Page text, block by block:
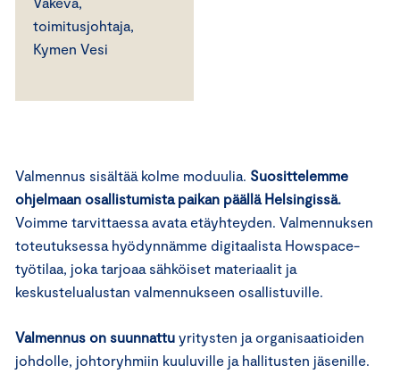
toimitusjohtaja,
Kymen Vesi
Valmennus sisältää kolme moduulia. Suosittelemme
ohjelmaan osallistumista paikan päällä Helsingissä.
Voimme tarvittaessa avata etäyhteyden. Valmennuksen
toteutuksessa hyödynnämme digitaalista Howspace-
työtilaa, joka tarjoaa sähköiset materiaalit ja
keskustelualustan valmennukseen osallistuville.
Valmennus on suunnattu yritysten ja organisaatioiden
johdolle, johtoryhmiin kuuluville ja hallitusten jäsenille.